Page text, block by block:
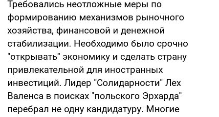
Требовались неотложные меры по
формированию механизмов рыночного
хозяйства, финансовой и денежной
стабилизации. Необходимо было срочно
"открывать" экономику и сделать страну
привлекательной для иностранных
инвестиций. Лидер "Солидарности" Лех
Валенса в поисках "польского Эрхарда"
перебрал не одну кандидатуру. Многие